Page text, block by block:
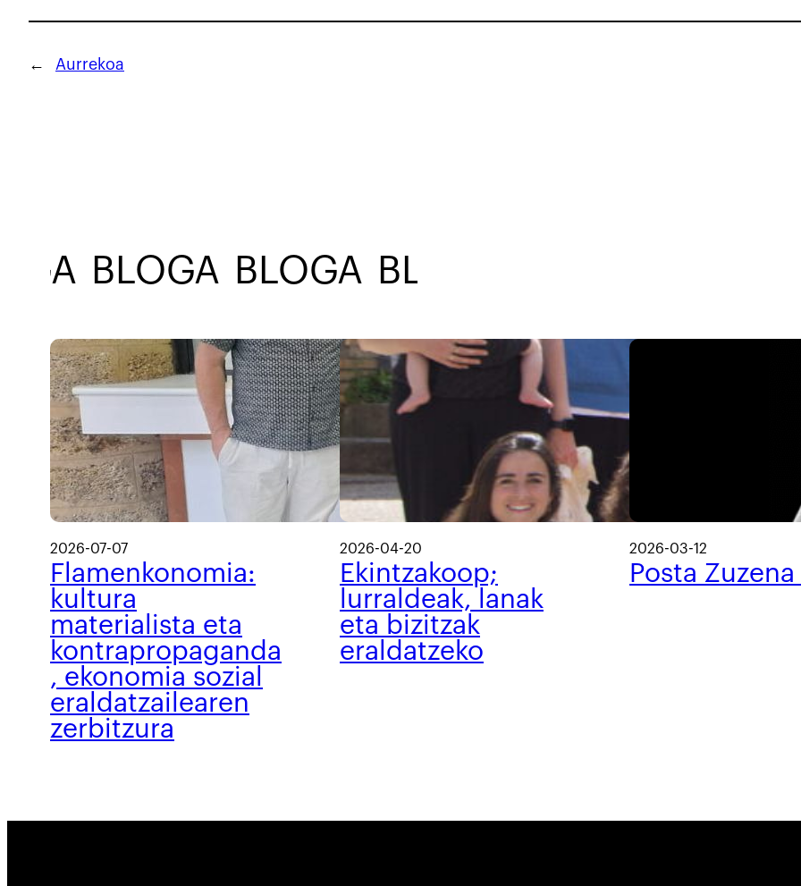
← Aurrekoa
BLOGA BLOGA BLOGA
2026-07-07
Flamenkonomia:
kultura
materialista eta
kontrapropaganda
, ekonomia sozial
eraldatzailearen
zerbitzura
2026-04-20
Ekintzakoop;
lurraldeak, lanak
eta bizitzak
eraldatzeko
2026-03-12
Posta